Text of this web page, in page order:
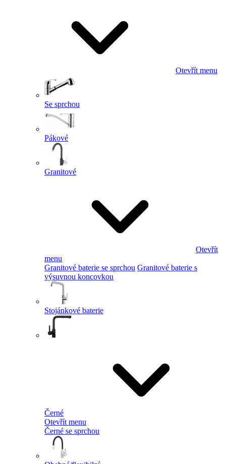
Otevřít menu
Se sprchou
Pákové
Granitové
Otevřít
menu
Granitové baterie se sprchou Granitové baterie s
výsuvnou koncovkou
Stojánkové baterie
Černé
Otevřít menu
Černé se sprchou